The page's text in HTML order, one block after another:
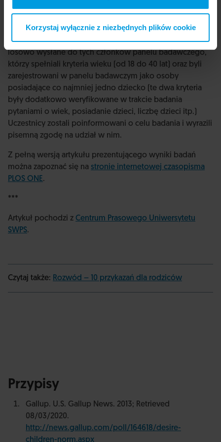
Korzystaj wyłącznie z niezbędnych plików cookie
który umożliwił im udział w badaniu opisanym jako
projekt badawczy dotyczący dobrych i złych stron
rodzicielstwa. Zaproszenie do udziału w badaniu zostało
losowo wysłane do tych członków panelu badawczego,
którzy spełniali kryteria wieku (od 18 do 40 lat) oraz byli
zarejestrowani w panelu badawczym jako osoby
posiadające co najmniej jedno dziecko (te dwa kryteria
były dodatkowo weryfikowane w trakcie badania
pytaniami o wiek, posiadanie dzieci, liczbę dzieci itp.)
Uczestnicy zostali poinformowani o celu badania i wyrazili
pisemną zgodę na udział w nim.
Z pełną wersją artykułu prezentującego wyniki badań
można zapoznać się na stronie internetowej czasopisma
PLOS ONE.
***
Artykuł pochodzi z Centrum Prasowego Uniwersytetu
SWPS.
Czytaj także: Rozwód – 10 przykazań dla rodziców
Przypisy
Gallup. U.S. Gallup News. 2013; Retrieved
08/03/2020.
http://news.gallup.com/poll/164618/desire-
children-norm.aspx